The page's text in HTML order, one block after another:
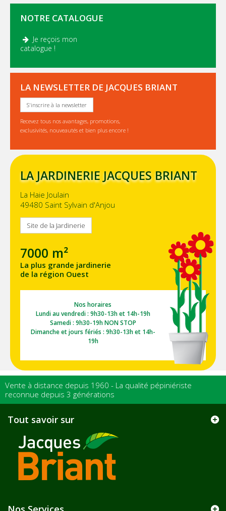
NOTRE CATALOGUE
Je reçois mon
catalogue !
LA NEWSLETTER DE JACQUES BRIANT
S'inscrire à la newsletter
Recevez tous nos avantages, promotions,
exclusivités, nouveautés et bien plus encore !
LA JARDINERIE JACQUES BRIANT
La Haie Joulain
49480 Saint Sylvain d'Anjou
Site de la Jardinerie
7000 m²
La plus grande jardinerie
de la région Ouest
Nos horaires
Lundi au vendredi : 9h30-13h et 14h-19h
Samedi : 9h30-19h NON STOP
Dimanche et jours fériés : 9h30-13h et 14h-
19h
Vente à distance depuis 1960 - La qualité pépiniériste
reconnue depuis 3 générations
Tout savoir sur